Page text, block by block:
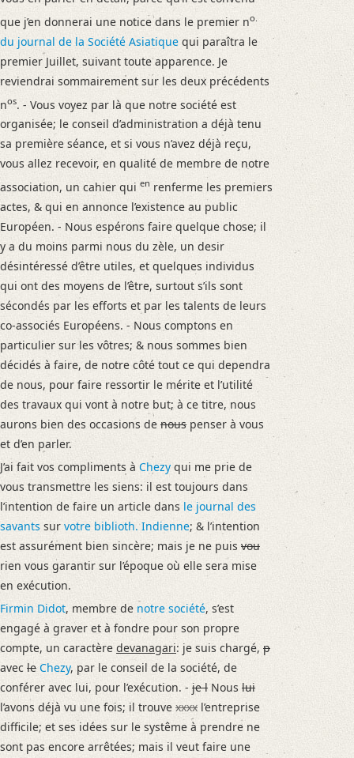
que j’en donnerai une notice dans le premier no.
du journal de la Société Asiatique qui paraîtra le
premier Juillet, suivant toute apparence. Je
reviendrai sommairement sur les deux précédents
nos. - Vous voyez par là que notre société est
organisée; le conseil d’administration a déjà tenu
sa première séance, et si vous n’avez déjà reçu,
vous allez recevoir, en qualité de membre de notre
association, un cahier qui en renferme les premiers
actes, & qui en annonce l’existence au public
Européen. - Nous espérons faire quelque chose; il
y a du moins parmi nous du zèle, un desir
désintéressé d’être utiles, et quelques individus
qui ont des moyens de l’être, surtout s’ils sont
sécondés par les efforts et par les talents de leurs
co-associés Européens. - Nous comptons en
particulier sur les vôtres; & nous sommes bien
décidés à faire, de notre côté tout ce qui dependra
de nous, pour faire ressortir le mérite et l’utilité
des travaux qui vont à notre but; à ce titre, nous
aurons bien des occasions de nous penser à vous
et d’en parler.
J’ai fait vos compliments à Chezy qui me prie de
vous transmettre les siens: il est toujours dans
l’intention de faire un article dans le journal des
savants sur votre biblioth. Indienne; & l’intention
est assurément bien sincère; mais je ne puis vou
rien vous garantir sur l’époque où elle sera mise
en exécution.
Firmin Didot, membre de notre société, s’est
engagé à graver et à fondre pour son propre
compte, un caractère devanagari: je suis chargé, p
avec le Chezy, par le conseil de la société, de
conférer avec lui, pour l’exécution. - je l Nous lui
l’avons déjà vu une fois; il trouve xxxx l’entreprise
difficile; et ses idées sur le systême à prendre ne
sont pas encore arrêtées; mais il veut faire une